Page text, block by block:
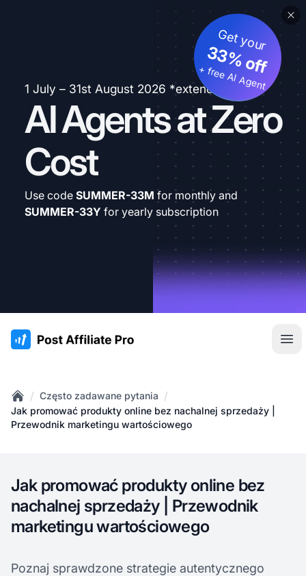
1 July – 31st August 2026 *extended
AI Agents at Zero
Cost
Get your
33% off
+ free AI Agent
Use code SUMMER-33M for monthly and
SUMMER-33Y for yearly subscription
:site.title
Home
/ Często zadawane pytania /
Jak promować produkty online bez nachalnej sprzedaży |
Przewodnik marketingu wartościowego
Jak promować produkty online bez
nachalnej sprzedaży | Przewodnik
marketingu wartościowego
Poznaj sprawdzone strategie autentycznego